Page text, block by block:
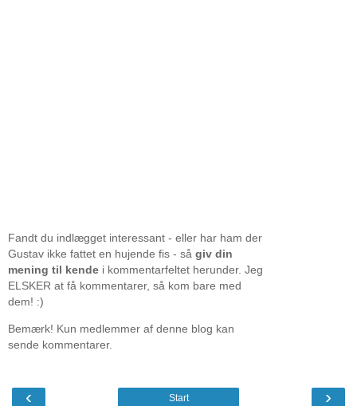
Fandt du indlægget interessant - eller har ham der
Gustav ikke fattet en hujende fis - så giv din
mening til kende i kommentarfeltet herunder. Jeg
ELSKER at få kommentarer, så kom bare med
dem! :)
Bemærk! Kun medlemmer af denne blog kan
sende kommentarer.
‹ ›
Start